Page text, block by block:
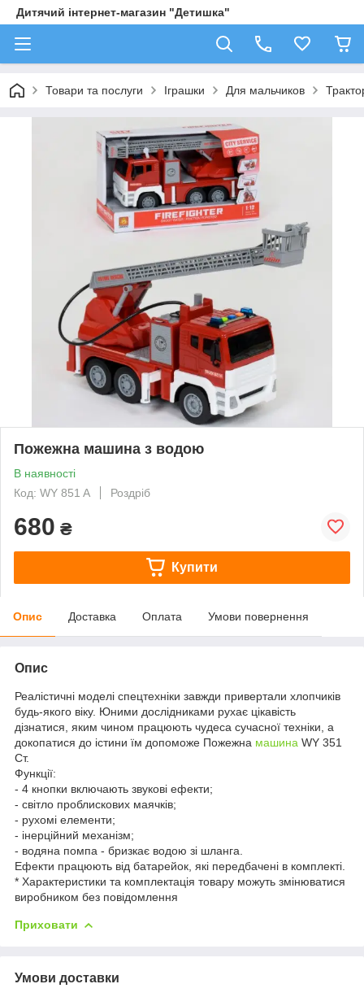
Дитячий інтернет-магазин "Детишка"
Товари та послуги Іграшки Для мальчиков
Пожежна машина з водою
В наявності
Код: WY 851 A
Роздріб
680 ₴
Купити
Опис Доставка Оплата Умови повернення
Опис
Реалістичні моделі спецтехніки завжди привертали хлопчиків
будь-якого віку. Юними дослідниками рухає цікавість
дізнатися, яким чином працюють чудеса сучасної техніки, а
докопатися до істини їм допоможе Пожежна машина WY 351
Ст.
Функції:
- 4 кнопки включають звукові ефекти;
- світло проблискових маячків;
- рухомі елементи;
- інерційний механізм;
- водяна помпа - бризкає водою зі шланга.
Ефекти працюють від батарейок, які передбачені в комплекті.
* Характеристики та комплектація товару можуть змінюватися
виробником без повідомлення
Приховати
Умови доставки